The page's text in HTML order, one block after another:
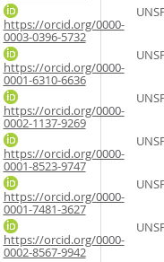
https://orcid.org/0000-
0003-0396-5732
https://orcid.org/0000-
0001-6310-6636
https://orcid.org/0000-
0002-1137-9269
https://orcid.org/0000-
0001-8523-9747
https://orcid.org/0000-
0001-7481-3627
https://orcid.org/0000-
0002-8567-9942